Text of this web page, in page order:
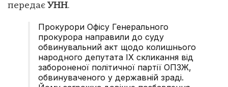
передає УНН.
Прокурори Офісу Генерального
прокурора направили до суду
обвинувальний акт щодо колишнього
народного депутата IX скликання від
забороненої політичної партії ОПЗЖ,
обвинуваченого у державній зраді.